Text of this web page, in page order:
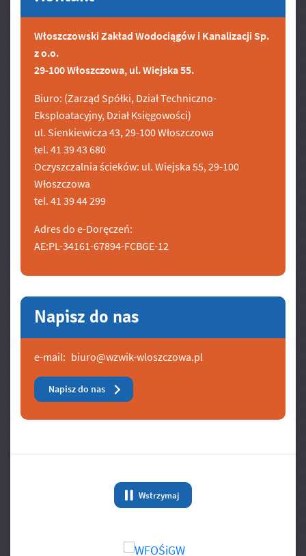
Włoszczowski Zakład Wodociągów i Kanalizacji Sp.
z o.o.
29-100 Włoszczowa, ul. Wiejska 55.
Biuro: (Zarząd Spółki, Dział Techniczno-
Eksploatacyjny, Dział Księgowości)
ul. Sienkiewicza 43, 29-100 Włoszczowa
tel. 41 39 43 680
Oczyszczalnia ścieków: ul. Wiejska 55, 29-100
Włoszczowa
tel. 41 39 44 299
Adres do e-Doręczeń:
AE:PL-34161-67894-FCBGE-12
Napisz do nas
e-mail: biuro@wzwik-wloszczowa.pl
Napisz do nas
Wstrzymaj
animację Banery/Logo